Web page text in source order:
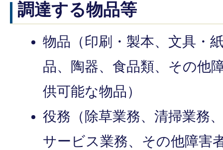
調達する物品等
物品（印刷・製本、文具・
品、陶器、食品類、その他
供可能な物品）
役務（除草業務、清掃業務
サービス業務、その他障害